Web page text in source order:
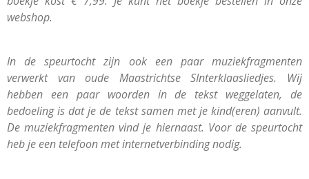
webshop.
In de speurtocht zijn ook een paar muziekfragmenten
verwerkt van oude Maastrichtse SInterklaasliedjes. Wij
hebben een paar woorden in de tekst weggelaten, de
bedoeling is dat je de tekst samen met je kind(eren) aanvult.
De muziekfragmenten vind je hiernaast. Voor de speurtocht
heb je een telefoon met internetverbinding nodig.